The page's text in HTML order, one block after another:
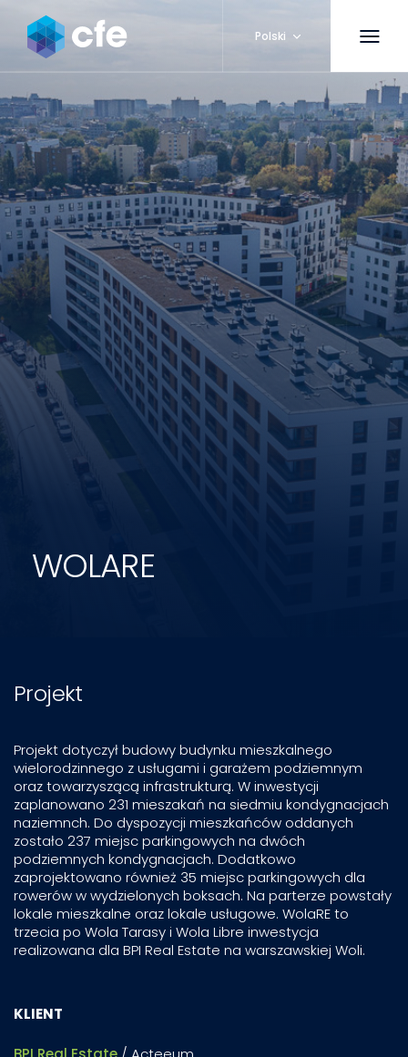
Polski
WOLARE
Projekt
Projekt dotyczył budowy budynku mieszkalnego
wielorodzinnego z usługami i garażem podziemnym
oraz towarzyszącą infrastrukturą. W inwestycji
zaplanowano 231 mieszakań na siedmiu kondygnacjach
naziemnch. Do dyspozycji mieszkańców oddanych
zostało 237 miejsc parkingowych na dwóch
podziemnych kondygnacjach. Dodatkowo
zaprojektowano również 35 miejsc parkingowych dla
rowerów w wydzielonych boksach. Na parterze powstały
lokale mieszkalne oraz lokale usługowe. WolaRE to
trzecia po Wola Tarasy i Wola Libre inwestycja
realizowana dla BPI Real Estate na warszawskiej Woli.
KLIENT